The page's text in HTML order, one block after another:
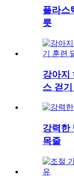
플라스
릇
강아지
스 걷
강력한
목줄